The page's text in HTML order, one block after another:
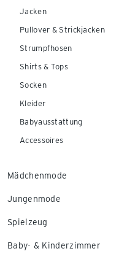
Jacken
Pullover & Strickjacken
Strumpfhosen
Shirts & Tops
Socken
Kleider
Babyausstattung
Accessoires
Mädchenmode
Jungenmode
Spielzeug
Baby- & Kinderzimmer